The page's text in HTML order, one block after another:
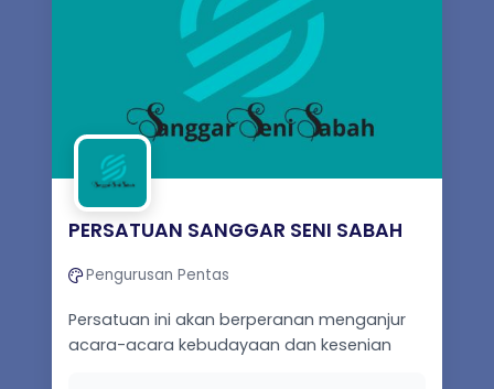
PERSATUAN SANGGAR SENI SABAH
Pengurusan Pentas
Persatuan ini akan berperanan menganjur
acara-acara kebudayaan dan kesenian